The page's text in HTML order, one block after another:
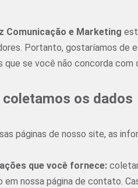
Comunicação e Marketing
Portanto, gostaríamos de
que se você não concorda com
coletamos os dados
páginas de nosso site, as
que você fornece:
em nossa página de contato.